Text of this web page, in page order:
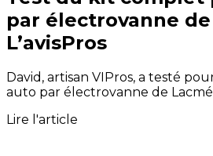
par électrovanne
L’avisPros
David, artisan VIPros, a testé
auto par électrovanne de
Lire l'article